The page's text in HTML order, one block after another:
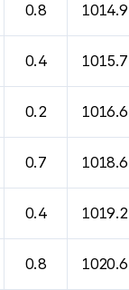
0.8 1014.9
0.4 1015.7
0.2 1016.6
0.7 1018.6
0.4 1019.2
0.8 1020.6